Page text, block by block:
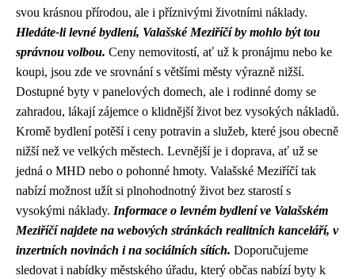
svou krásnou přírodou, ale i příznivými životními náklady.
Hledáte-li levné bydlení, Valašské Meziříčí by mohlo být tou
správnou volbou. Ceny nemovitostí, ať už k pronájmu nebo ke
koupi, jsou zde ve srovnání s většími městy výrazně nižší.
Dostupné byty v panelových domech, ale i rodinné domy se
zahradou, lákají zájemce o klidnější život bez vysokých nákladů.
Kromě bydlení potěší i ceny potravin a služeb, které jsou obecně
nižší než ve velkých městech. Levnější je i doprava, ať už se
jedná o MHD nebo o pohonné hmoty. Valašské Meziříčí tak
nabízí možnost užít si plnohodnotný život bez starostí s
vysokými náklady. Informace o levném bydlení ve Valašském
Meziříčí najdete na webových stránkách realitních kanceláří, v
inzertních novinách i na sociálních sítích. Doporučujeme
sledovat i nabídky městského úřadu, který občas nabízí byty k